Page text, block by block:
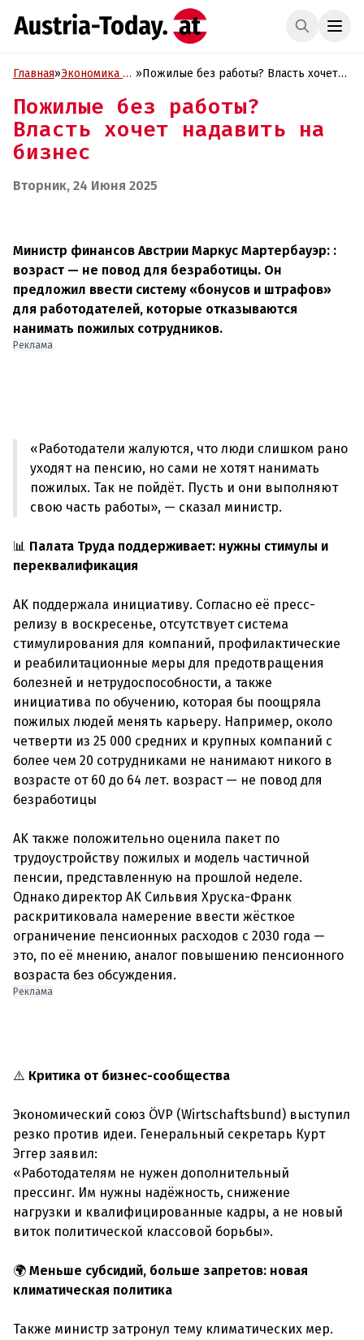
Главная»Экономика и
»Пожилые без работы? Власть хочет
Пожилые без работы?
Власть хочет надавить на
бизнес
Вторник, 24 Июня 2025
Министр финансов Австрии Маркус Мартербауэр: :
возраст — не повод для безработицы. Он
предложил ввести систему «бонусов и штрафов»
для работодателей, которые отказываются
нанимать пожилых сотрудников.
Реклама
«Работодатели жалуются, что люди слишком рано
уходят на пенсию, но сами не хотят нанимать
пожилых. Так не пойдёт. Пусть и они выполняют
свою часть работы», — сказал министр.
📊 Палата Труда поддерживает: нужны стимулы и
переквалификация
AK поддержала инициативу. Согласно её пресс-
релизу в воскресенье, отсутствует система
стимулирования для компаний, профилактические
и реабилитационные меры для предотвращения
болезней и нетрудоспособности, а также
инициатива по обучению, которая бы поощряла
пожилых людей менять карьеру. Например, около
четверти из 25 000 средних и крупных компаний с
более чем 20 сотрудниками не нанимают никого в
возрасте от 60 до 64 лет. возраст — не повод для
безработицы
AK также положительно оценила пакет по
трудоустройству пожилых и модель частичной
пенсии, представленную на прошлой неделе.
Однако директор AK Сильвия Хруска-Франк
раскритиковала намерение ввести жёсткое
ограничение пенсионных расходов с 2030 года —
это, по её мнению, аналог повышению пенсионного
возраста без обсуждения.
Реклама
⚠️ Критика от бизнес-сообщества
Экономический союз ÖVP (Wirtschaftsbund) выступил
резко против идеи. Генеральный секретарь Курт
Эггер заявил:
«Работодателям не нужен дополнительный
прессинг. Им нужны надёжность, снижение
нагрузки и квалифицированные кадры, а не новый
виток политической классовой борьбы».
🌍 Меньше субсидий, больше запретов: новая
климатическая политика
Также министр затронул тему климатических мер.